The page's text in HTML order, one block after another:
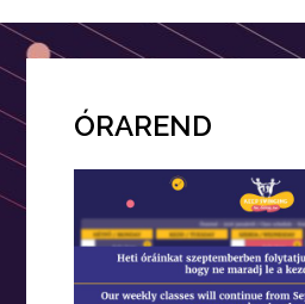
ÓRAREND